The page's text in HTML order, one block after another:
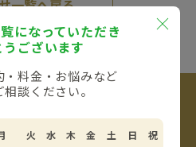
一覧へ戻る
になっていただき
うございます
・料金・お悩みなど
談ください。
火 水 木 金 土 日 祝
ングのご予約
Web予約 電話予約